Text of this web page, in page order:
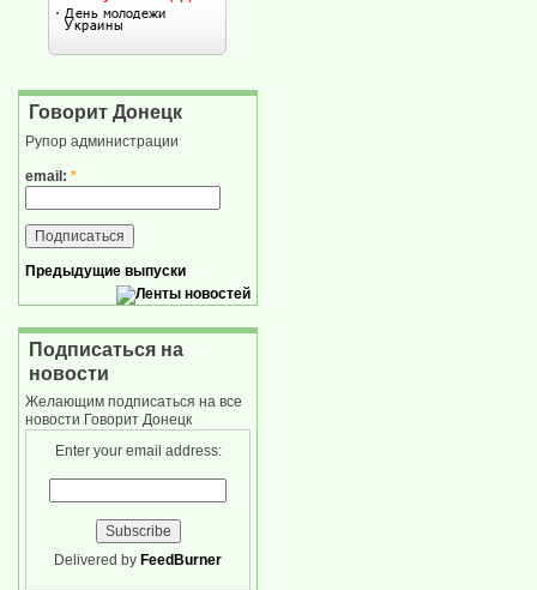
Говорит Донецк
Рупор администрации
email: *
Предыдущие выпуски
Подписаться на
новости
Желающим подписаться на все
новости Говорит Донецк
Enter your email address:
Delivered by FeedBurner